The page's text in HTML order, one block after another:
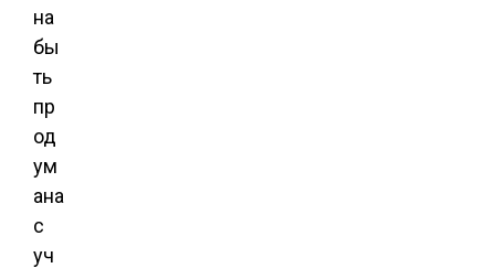
на
бы
ть
пр
од
ум
ана
с
уч